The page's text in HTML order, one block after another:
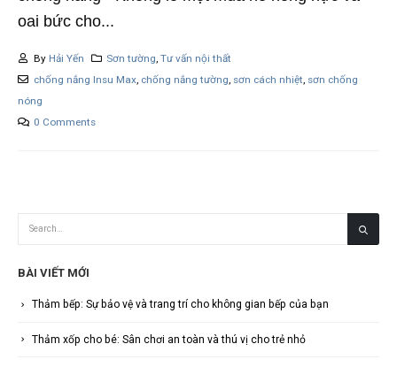
oai bức cho...
By Hải Yến Sơn tường,Tư vấn nội thất
chống nắng Insu Max, chống nắng tường, sơn cách nhiệt, sơn chống
nóng
0 Comments
BÀI VIẾT MỚI
Thảm bếp: Sự bảo vệ và trang trí cho không gian bếp của bạn
Thảm xốp cho bé: Sân chơi an toàn và thú vị cho trẻ nhỏ